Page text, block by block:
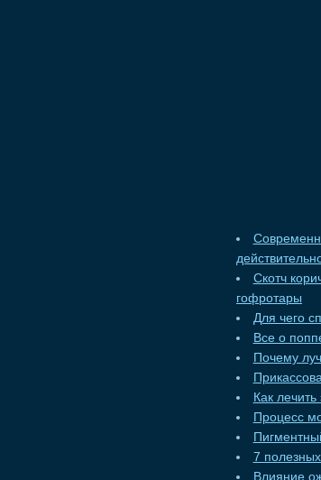
Скотч
гофротары
Для чего
Все о
Почему
Как
Процесс
7
Влияние